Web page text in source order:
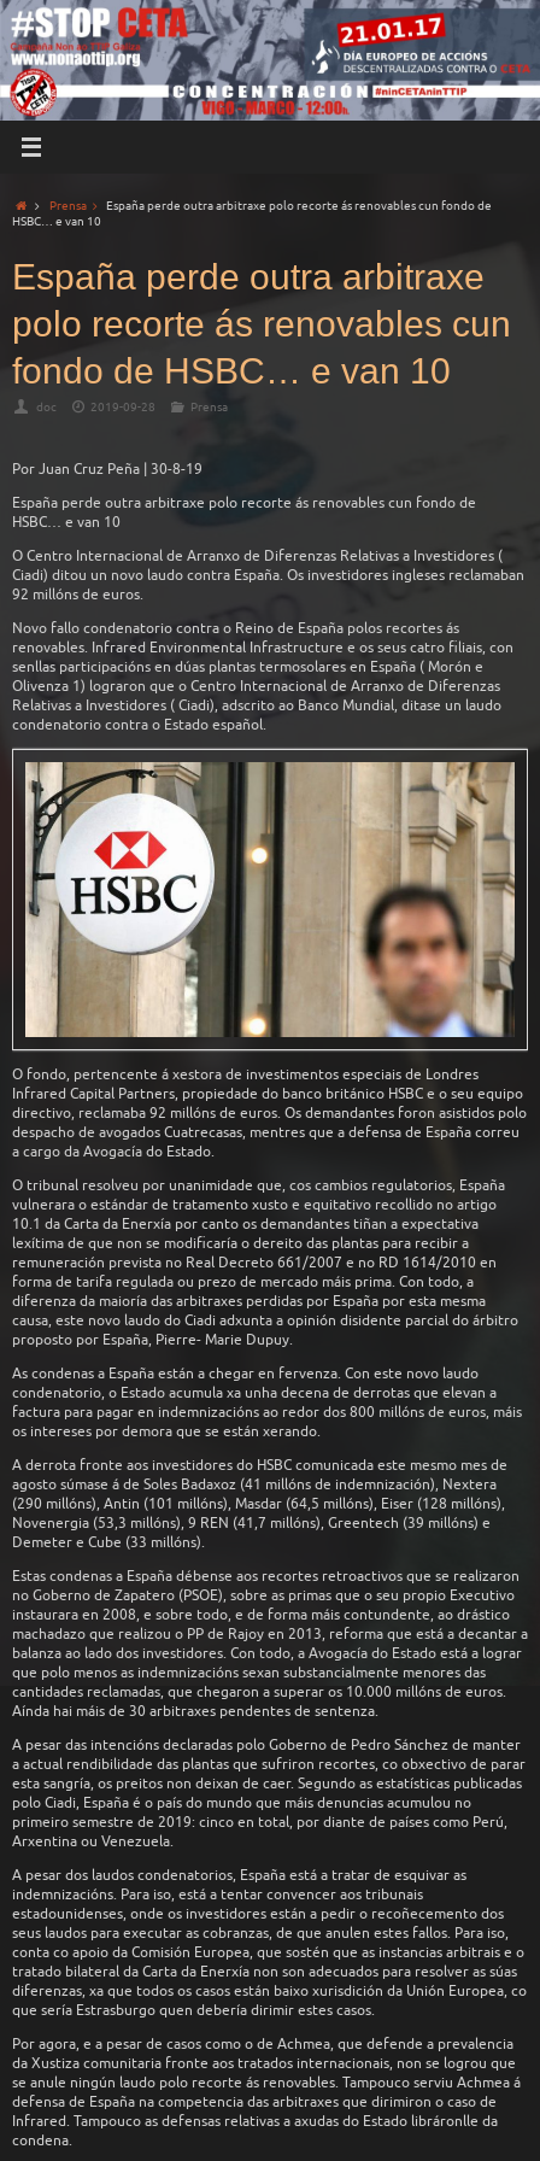
Prensa
España perde outra arbitraxe polo recorte ás renovables cun fondo de
HSBC… e van 10
España perde outra arbitraxe
polo recorte ás renovables cun
fondo de HSBC… e van 10
doc 2019-09-28 Prensa
Por Juan Cruz Peña | 30-8-19
España perde outra arbitraxe polo recorte ás renovables cun fondo de
HSBC… e van 10
O Centro Internacional de Arranxo de Diferenzas Relativas a Investidores (
Ciadi) ditou un novo laudo contra España. Os investidores ingleses reclamaban
92 millóns de euros.
Novo fallo condenatorio contra o Reino de España polos recortes ás
renovables. Infrared Environmental Infrastructure e os seus catro filiais, con
senllas participacións en dúas plantas termosolares en España ( Morón e
Olivenza 1) lograron que o Centro Internacional de Arranxo de Diferenzas
Relativas a Investidores ( Ciadi), adscrito ao Banco Mundial, ditase un laudo
condenatorio contra o Estado español.
O fondo, pertencente á xestora de investimentos especiais de Londres
Infrared Capital Partners, propiedade do banco británico HSBC e o seu equipo
directivo, reclamaba 92 millóns de euros. Os demandantes foron asistidos polo
despacho de avogados Cuatrecasas, mentres que a defensa de España correu
a cargo da Avogacía do Estado.
O tribunal resolveu por unanimidade que, cos cambios regulatorios, España
vulnerara o estándar de tratamento xusto e equitativo recollido no artigo
10.1 da Carta da Enerxía por canto os demandantes tiñan a expectativa
lexítima de que non se modificaría o dereito das plantas para recibir a
remuneración prevista no Real Decreto 661/2007 e no RD 1614/2010 en
forma de tarifa regulada ou prezo de mercado máis prima. Con todo, a
diferenza da maioría das arbitraxes perdidas por España por esta mesma
causa, este novo laudo do Ciadi adxunta a opinión disidente parcial do árbitro
proposto por España, Pierre- Marie Dupuy.
As condenas a España están a chegar en fervenza. Con este novo laudo
condenatorio, o Estado acumula xa unha decena de derrotas que elevan a
factura para pagar en indemnizacións ao redor dos 800 millóns de euros, máis
os intereses por demora que se están xerando.
A derrota fronte aos investidores do HSBC comunicada este mesmo mes de
agosto súmase á de Soles Badaxoz (41 millóns de indemnización), Nextera
(290 millóns), Antin (101 millóns), Masdar (64,5 millóns), Eiser (128 millóns),
Novenergia (53,3 millóns), 9 REN (41,7 millóns), Greentech (39 millóns) e
Demeter e Cube (33 millóns).
Estas condenas a España débense aos recortes retroactivos que se realizaron
no Goberno de Zapatero (PSOE), sobre as primas que o seu propio Executivo
instaurara en 2008, e sobre todo, e de forma máis contundente, ao drástico
machadazo que realizou o PP de Rajoy en 2013, reforma que está a decantar a
balanza ao lado dos investidores. Con todo, a Avogacía do Estado está a lograr
que polo menos as indemnizacións sexan substancialmente menores das
cantidades reclamadas, que chegaron a superar os 10.000 millóns de euros.
Aínda hai máis de 30 arbitraxes pendentes de sentenza.
A pesar das intencións declaradas polo Goberno de Pedro Sánchez de manter
a actual rendibilidade das plantas que sufriron recortes, co obxectivo de parar
esta sangría, os preitos non deixan de caer. Segundo as estatísticas publicadas
polo Ciadi, España é o país do mundo que máis denuncias acumulou no
primeiro semestre de 2019: cinco en total, por diante de países como Perú,
Arxentina ou Venezuela.
A pesar dos laudos condenatorios, España está a tratar de esquivar as
indemnizacións. Para iso, está a tentar convencer aos tribunais
estadounidenses, onde os investidores están a pedir o recoñecemento dos
seus laudos para executar as cobranzas, de que anulen estes fallos. Para iso,
conta co apoio da Comisión Europea, que sostén que as instancias arbitrais e o
tratado bilateral da Carta da Enerxía non son adecuados para resolver as súas
diferenzas, xa que todos os casos están baixo xurisdición da Unión Europea, co
que sería Estrasburgo quen debería dirimir estes casos.
Por agora, e a pesar de casos como o de Achmea, que defende a prevalencia
da Xustiza comunitaria fronte aos tratados internacionais, non se logrou que
se anule ningún laudo polo recorte ás renovables. Tampouco serviu Achmea á
defensa de España na competencia das arbitraxes que dirimiron o caso de
Infrared. Tampouco as defensas relativas a axudas do Estado libráronlle da
condena.